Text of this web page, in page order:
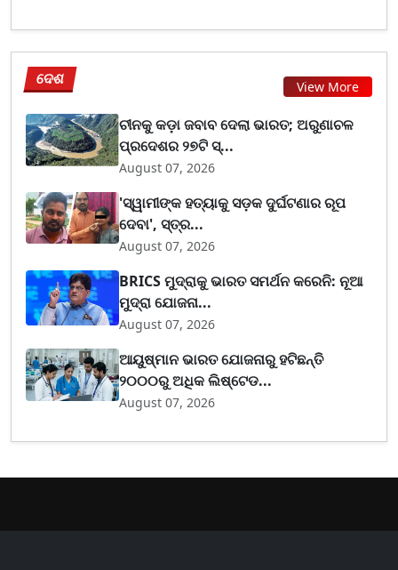
ଦେଶ View More
ଚୀନକୁ କଡ଼ା ଜବାବ ଦେଲା ଭାରତ; ଅରୁଣାଚଳ
ପ୍ରଦେଶର ୨୭ଟି ସ୍...
August 07, 2026
'ସ୍ୱାମୀଙ୍କ ହତ୍ୟାକୁ ସଡ଼କ ଦୁର୍ଘଟଣାର ରୂପ
ଦେବା', ସ୍ତ୍ର...
August 07, 2026
BRICS ମୁଦ୍ରାକୁ ଭାରତ ସମର୍ଥନ କରେନି: ନୂଆ
ମୁଦ୍ରା ଯୋଜନା...
August 07, 2026
ଆୟୁଷ୍ମାନ ଭାରତ ଯୋଜନାରୁ ହଟିଛନ୍ତି
୨୦୦୦ରୁ ଅଧିକ ଲିଷ୍ଟେଡ...
August 07, 2026